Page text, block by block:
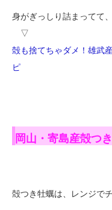
身がぎっしり詰まってて
▽
殻も捨てちゃダメ！雄武
ピ
岡山・寄島産殻つ
殻つき牡蠣は、レンジで